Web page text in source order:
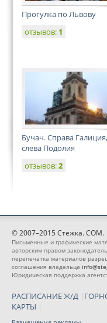
Прогулка по Львову
отзывов: 1
Бучач. Справа Галиция,
слева Подолия
отзывов:2
© 2007–2015 Стежка. COM.
Письменные и графические
авторским правом
перепечатка материалов
соглашения владельца
Юридическая поддержка
РАСПИСАНИЕ Ж/Д |
КАРТЫ |